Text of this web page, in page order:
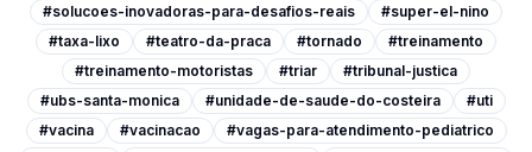
#solucoes-inovadoras-para-desafios-reais
#super-el-nino
#taxa-lixo
#teatro-da-praca #tornado
#treinamento
#treinamento-motoristas
#triar
#tribunal-justica
#ubs-santa-monica
#unidade-de-saude-do-costeira
#uti
#vacina
#vacinacao
#vagas-para-atendimento-pediatrico